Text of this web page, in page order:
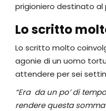
prigioniero destinato al
Lo scritto
Lo scritto molto
agonie di un uomo
attendere per sei
“Era da un po’ di
rendere questa